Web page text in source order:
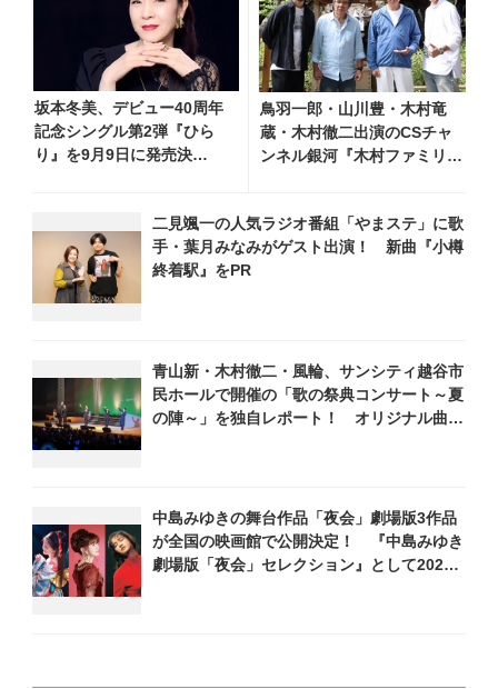
坂本冬美、デビュー40周年
記念シングル第2弾『ひら
り』を9月9日に発売決
鳥羽一郎・山川豊・木村竜
蔵・木村徹二出演のCSチャ
ンネル銀河『木村ファミリー
送回の収録の模様を密着レポ
ート！
二見颯一の人気ラジオ番組「やまステ」に歌
手・葉月みなみがゲスト出演！ 新曲『小樽
終着駅』をPR
青山新・木村徹二・風輪、サンシティ越谷市
民ホールで開催の「歌の祭典コンサート～夏
の陣～」を独自レポート！ オリジナル曲か
中島みゆきの舞台作品「夜会」劇場版3作品
が全国の映画館で公開決定！ 『中島みゆき
劇場版「夜会」セレクション』として2026